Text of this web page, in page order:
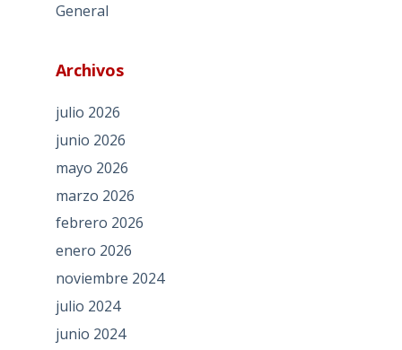
General
Archivos
julio 2026
junio 2026
mayo 2026
marzo 2026
febrero 2026
enero 2026
noviembre 2024
julio 2024
junio 2024